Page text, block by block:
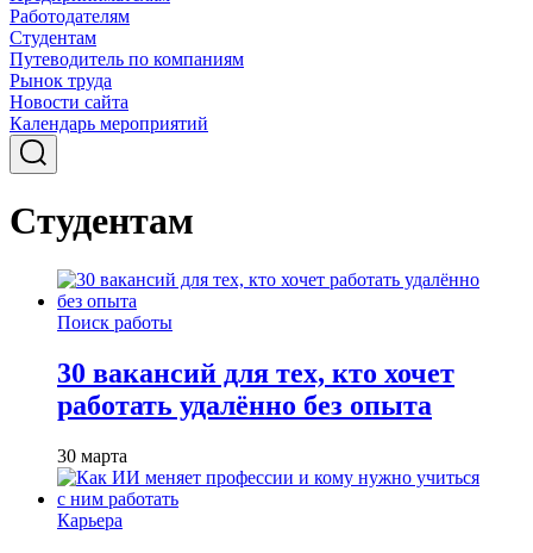
Работодателям
Студентам
Путеводитель по компаниям
Рынок труда
Новости сайта
Календарь мероприятий
Студентам
Поиск работы
30 вакансий для тех, кто хочет
работать удалённо без опыта
30 марта
Карьера